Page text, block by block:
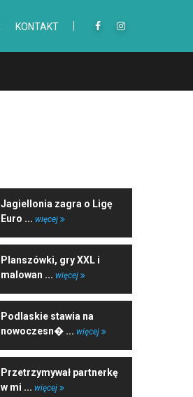
KONTAKT
Jagiellonia zagra o Ligę
Euro ... więcej
Planszówki, gry XXL i
malowan ... więcej
Podlaskie stawia na
nowoczesn� ... więcej
Przetrzymywał partnerkę
w mi ... więcej